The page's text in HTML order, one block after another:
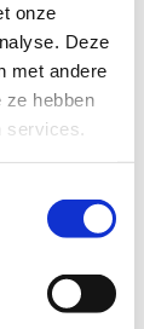
onze
Deze
met andere
ze hebben